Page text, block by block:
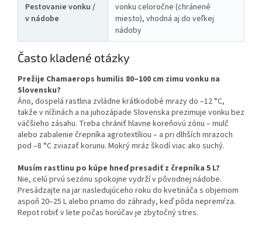
Pestovanie vonku /
v nádobe
vonku celoročne (chránené
miesto), vhodná aj do veľkej
nádoby
Často kladené otázky
Prežije Chamaerops humilis 80–100 cm zimu vonku na
Slovensku?
Áno, dospelá rastlina zvládne krátkodobé mrazy do –12 °C,
takže v nížinách a na juhozápade Slovenska prezimuje vonku bez
väčšieho zásahu. Treba chrániť hlavne koreňovú zónu – mulč
alebo zabalenie črepníka agrotextíliou – a pri dlhších mrazoch
pod –8 °C zviazať korunu. Mokrý mráz škodí viac ako suchý.
Musím rastlinu po kúpe hneď presadiť z črepníka 5 L?
Nie, celú prvú sezónu spokojne vydrží v pôvodnej nádobe.
Presádzajte na jar nasledujúceho roku do kvetináča s objemom
aspoň 20–25 L alebo priamo do záhrady, keď pôda nepremŕza.
Repot robiť v lete počas horúčav je zbytočný stres.